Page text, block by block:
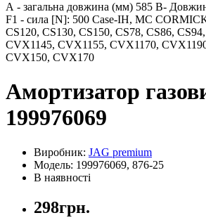
А - загальна довжина (мм) 585 B-
F1 - сила [N]: 500 Case-IH, MC
CS120, CS130, CS150, CS78, CS86,
CVX1145, CVX1155, CVX1170,
CVX150, CVX170
Амортизатор
199976069
Виробник: JAG premium
Модель: 199976069, 876-25
В наявності
298грн.